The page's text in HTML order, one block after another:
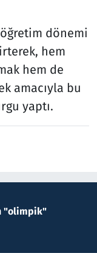
dönemi
hem
hem de
amacıyla bu
yaptı.
"olimpik"